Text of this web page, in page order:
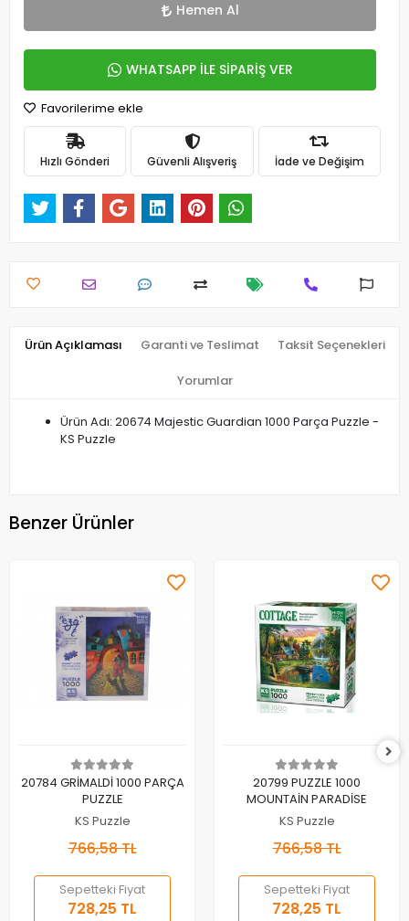
Hemen Al
WHATSAPP İLE SİPARİŞ VER
Favorilerime ekle
Hızlı Gönderi Güvenli Alışveriş İade ve Değişim
Ürün Açıklaması Garanti ve Teslimat Taksit Seçenekleri
Yorumlar
Ürün Adı: 20674 Majestic Guardian 1000 Parça Puzzle -
KS Puzzle
Benzer Ürünler
Sepete Ekle
20784 GRİMALDİ 1000 PARÇA
PUZZLE
KS Puzzle
766,58 TL
Sepetteki Fiyat
728,25 TL
Sepete Ekle
20799 PUZZLE 1000
MOUNTAİN PARADİSE
KS Puzzle
766,58 TL
Sepetteki Fiyat
728,25 TL